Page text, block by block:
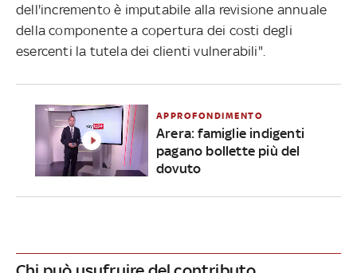
dell'incremento è imputabile alla revisione annuale
della componente a copertura dei costi degli
esercenti la tutela dei clienti vulnerabili".
APPROFONDIMENTO
Arera: famiglie indigenti
pagano bollette più del
dovuto